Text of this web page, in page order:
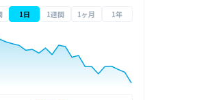
1日 1週間 1ヶ月 1年